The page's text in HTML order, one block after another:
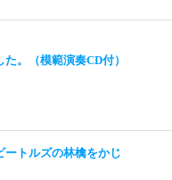
。（模範演奏CD付）
ートルズの林檎をかじ